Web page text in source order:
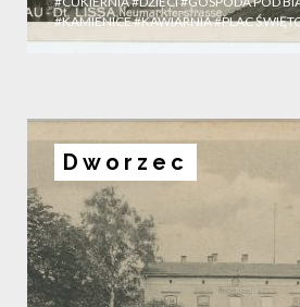
#KAMIENICE#KAWIARNIA#PLAC
Dworzec